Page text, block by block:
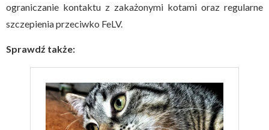
ograniczanie kontaktu z zakażonymi kotami oraz regularne
szczepienia przeciwko FeLV.
Sprawdź także: